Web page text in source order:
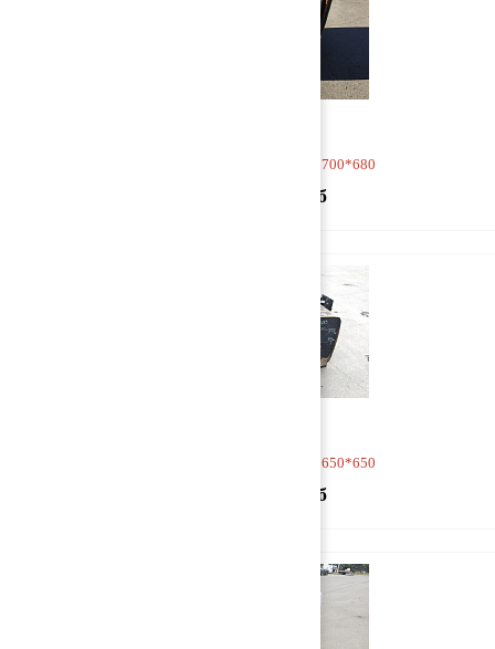
Бак топливный 1250*700*680
60 000 руб
Бак топливный 1325*650*650
15 000 руб